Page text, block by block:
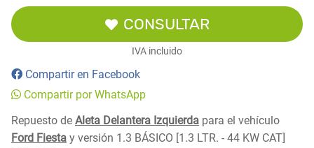
CONSULTAR
IVA incluido
Compartir en Facebook
Compartir por WhatsApp
Repuesto de Aleta Delantera Izquierda para el vehículo
Ford Fiesta y versión 1.3 BÁSICO [1.3 LTR. - 44 KW CAT]